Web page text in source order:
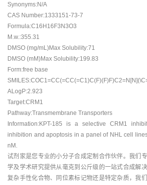
Synonyms:N/A
CAS Number:1333151-73-7
Formula:C16H16F3N3O3
M.w.:355.31
DMSO (mg/mL)Max Solubility:71
DMSO (mM)Max Solubility:199.83
Form:free base
ALogP:2.923
Target:CRM1
Pathway:Transmembrane Transporters
Information:KPT-185 is a selective CRM1
inhibition and apoptosis in a panel of NHL cell
nM.
试剂家是您专业的小分子合成定制合作伙伴。我们
学及学术研究提供从毫克到公斤级的一站式合成解
复杂手性化合物、同位素标记物还是特定杂质，我